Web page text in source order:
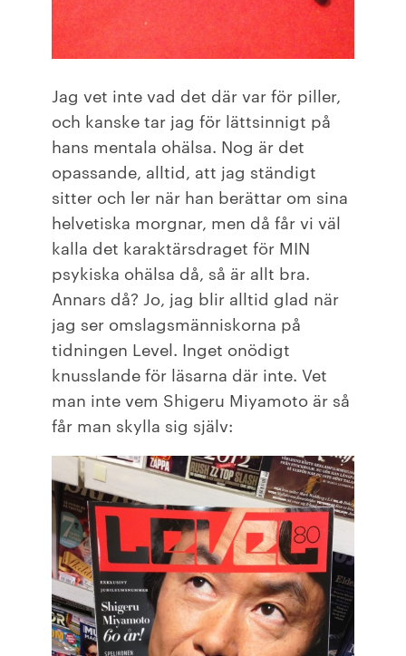
Jag vet inte vad det där var för piller,
och kanske tar jag för lättsinnigt på
hans mentala ohälsa. Nog är det
opassande, alltid, att jag ständigt
sitter och ler när han berättar om sina
helvetiska morgnar, men då får vi väl
kalla det karaktärsdraget för MIN
psykiska ohälsa då, så är allt bra.
Annars då? Jo, jag blir alltid glad när
jag ser omslagsmänniskorna på
tidningen Level. Inget onödigt
knusslande för läsarna där inte. Vet
man inte vem Shigeru Miyamoto är så
får man skylla sig själv: